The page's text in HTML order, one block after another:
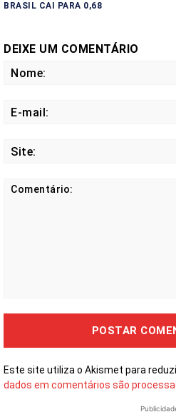
BRASIL CAI PARA 0,68
DEIXE UM COMENTÁRIO
Este site utiliza o Akismet para
dados em comentários são